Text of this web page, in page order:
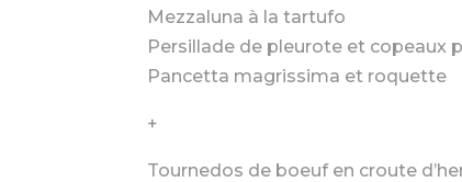
Mezzaluna à la tartufo
Persillade de pleurote et copeaux
Pancetta magrissima et roquette
+
Tournedos de boeuf en croute